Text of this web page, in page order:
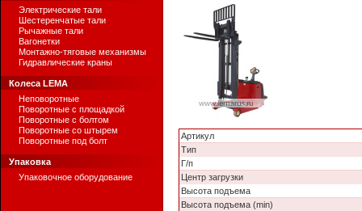
Электрические тали
Шестеренчатые тали
Рычажные тали
Вагонетки
Монтажно-тяговые механизмы
Гидравлические краны
Колеса LEMA
Неповоротные
Поворотные с площадкой
Поворотные с болтом
Поворотные со штырем
Поворотные под болт
Упаковка
Упаковочное оборудование
Артикул
Тип
Г/п
Центр загрузки
Высота подъема
Высота подъема (min)